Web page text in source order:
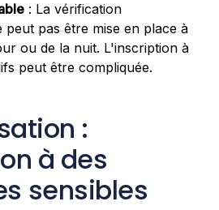
: La vérification
peut pas être mise en place à
ou de la nuit. L'inscription à
peut être compliquée.
:
à des
sensibles